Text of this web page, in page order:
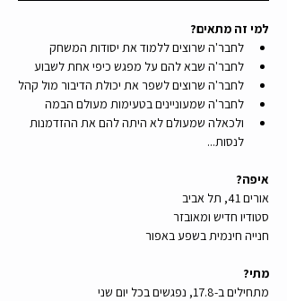
למי זה מתאים?
לחבר'ה שרוצים ללמוד את יסודות המשחק
לחבר'ה שבא להם על מפגש כיפי אחת לשבוע
לחבר'ה שרוצים לשפר את יכולת הדיבור מול קהל
לחבר'ה שמעוניינים בטעימות מעולם הבמה
ולכאלה שמעולם לא היתה להם את ההזדמנות
לנסות...
איפה?
אורים 41, תל אביב
סטודיו חדיש ומאובזר
חנייה חינמית בשפע באפור
מתי?
מתחילים ב-17.8, נפגשים בכל יום שני